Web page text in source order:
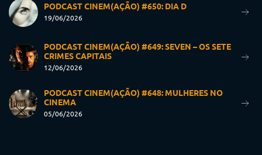
PODCAST CINEM(AÇÃO) #650: DIA D
19/06/2026
PODCAST CINEM(AÇÃO) #649: SEVEN – OS SETE
CRIMES CAPITAIS
12/06/2026
PODCAST CINEM(AÇÃO) #648: MULHERES NO
CINEMA
05/06/2026